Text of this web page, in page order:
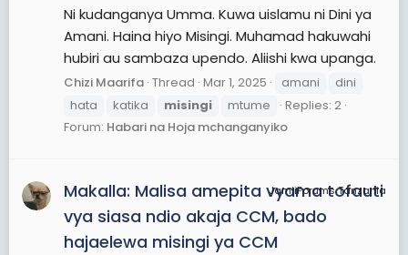
Ni kudanganya Umma. Kuwa uislamu ni Dini ya
Amani. Haina hiyo Misingi. Muhamad hakuwahi
hubiri au sambaza upendo. Aliishi kwa upanga.
Chizi Maarifa Thread Mar 1, 2025 amani
dini
hata
katika misingi mtume
Replies: 2
Forum: Habari na Hoja mchanganyiko
JamiiForums Tanzania
Makalla: Malisa amepita vyama tofauti
vya siasa ndio akaja CCM, bado
hajaelewa misingi ya CCM